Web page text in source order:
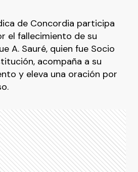
de Concordia participa
el fallecimiento de su
A. Sauré, quien fue Socio
acompaña a su
y eleva una oración por